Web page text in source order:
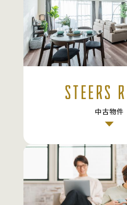
STEERS
中古物件